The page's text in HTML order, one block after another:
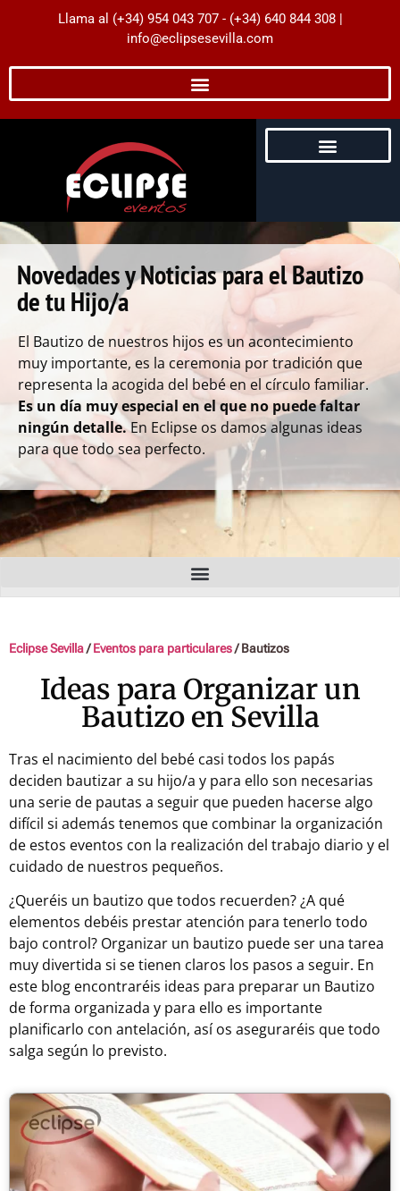
Llama al (+34) 954 043 707 - (+34) 640 844 308 |
info@eclipsesevilla.com
Novedades y Noticias para el Bautizo
de tu Hijo/a
El Bautizo de nuestros hijos es un acontecimiento
muy importante, es la ceremonia por tradición que
representa la acogida del bebé en el círculo familiar.
Es un día muy especial en el que no puede faltar
ningún detalle.En Eclipse os damos algunas ideas
para que todo sea perfecto.
Eclipse Sevilla/Eventos para particulares/Bautizos
Ideas para Organizar un
Bautizo en Sevilla
Tras el nacimiento del bebé casi todos los papás
deciden bautizar a su hijo/a y para ello son necesarias
una serie de pautas a seguir que pueden hacerse algo
difícil si además tenemos que combinar la organización
de estos eventos con la realización del trabajo diario y el
cuidado de nuestros pequeños.
¿Queréis un bautizo que todos recuerden? ¿A qué
elementos debéis prestar atención para tenerlo todo
bajo control? Organizar un bautizo puede ser una tarea
muy divertida si se tienen claros los pasos a seguir. En
este blog encontraréis ideas para preparar un Bautizo
de forma organizada y para ello es importante
planificarlo con antelación, así os aseguraréis que todo
salga según lo previsto.